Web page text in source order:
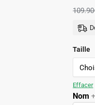
109.90
Taille
Effacer
Nom